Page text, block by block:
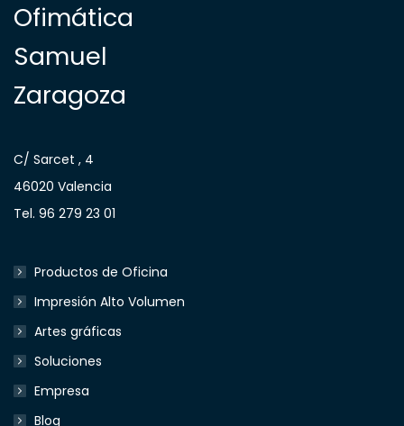
Ofimática
Samuel
Zaragoza
C/ Sarcet , 4
46020 Valencia
Tel. 96 279 23 01
Productos de Oficina
Impresión Alto Volumen
Artes gráficas
Soluciones
Empresa
Blog